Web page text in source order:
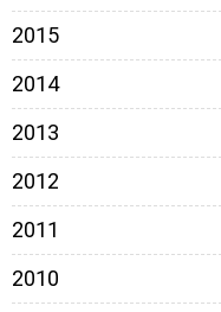
2015
2014
2013
2012
2011
2010